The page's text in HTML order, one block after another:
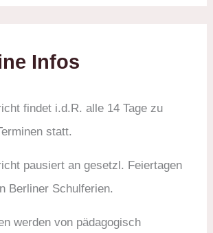
Infos
findet i.d.R. alle 14 Tage zu
statt.
pausiert an gesetzl. Feiertagen
Berliner Schulferien.
werden von pädagogisch